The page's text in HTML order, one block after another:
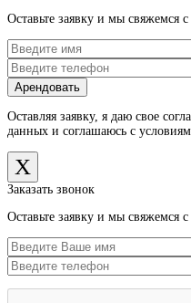
Оставьте заявку и мы свяжемся
Оставляя заявку, я даю свое
данных и соглашаюсь с
X
Заказать звонок
Оставьте заявку и мы свяжемся